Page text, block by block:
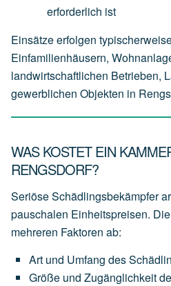
erforderlich ist
Einsätze erfolgen
Einfamilienhäusern,
landwirtschaftlichen Betrieben,
gewerblichen Objekten in
WAS KOSTET EIN
RENGSDORF?
Seriöse Schädlingsbekämpfer
pauschalen Einheitspreisen.
mehreren Faktoren ab:
Art und Umfang des
Größe und Zugänglichkeit